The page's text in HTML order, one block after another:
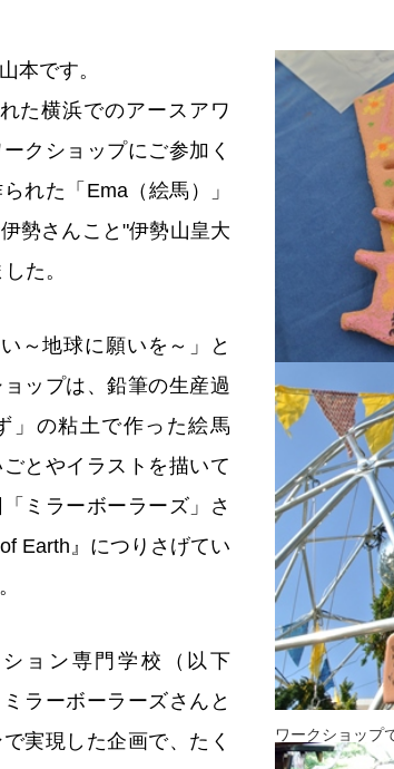
本です。
た横浜でのアースアワ
クショップにご参加く
れた「Ema（絵馬）」
勢さんこと"伊勢山皇大
た。
～地球に願いを～」と
ップは、鉛筆の生産過
」の粘土で作った絵馬
とやイラストを描いて
ミラーボーラーズ」さ
Earth』につりさげてい
ョン専門学校（以下
ラーボーラーズさんと
実現した企画で、たく
ワークショップ